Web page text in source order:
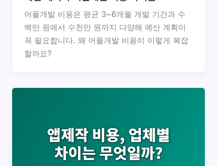
어플개발 비용은 평균 3~6개월 개발 기간과 수
백만 원에서 수천만 원까지 다양해 예산 계획이
꼭 필요합니다. 왜 어플개발 비용이 이렇게 복잡
할까요?